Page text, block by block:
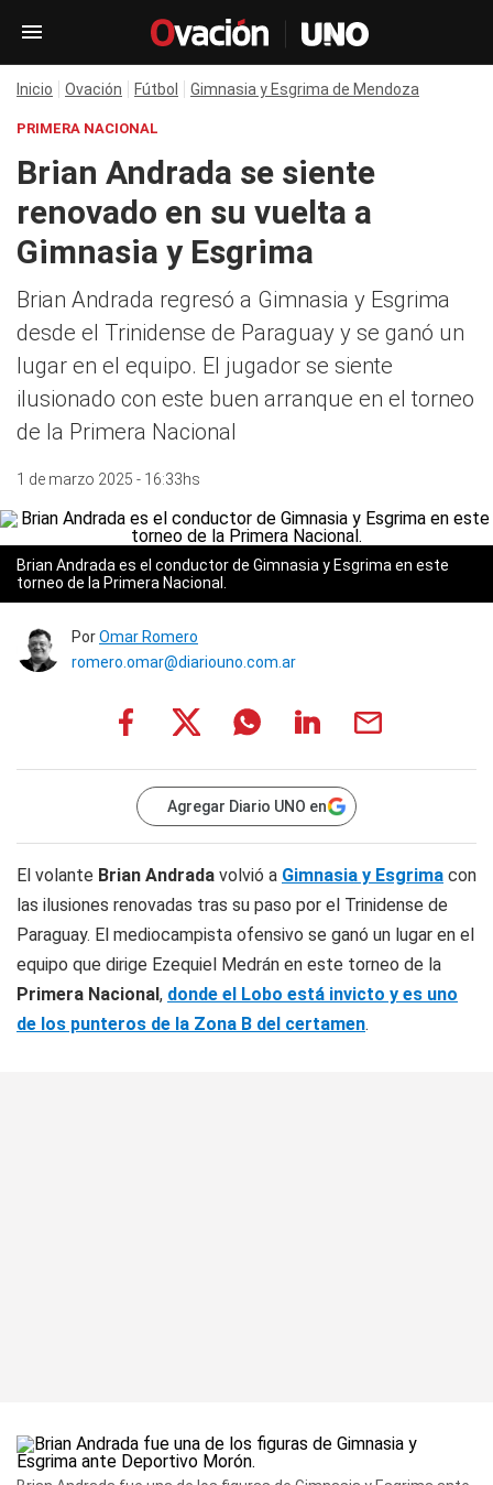
Inicio Ovación Fútbol Gimnasia y Esgrima de Mendoza
PRIMERA NACIONAL
Brian Andrada se siente
renovado en su vuelta a
Gimnasia y Esgrima
Brian Andrada regresó a Gimnasia y Esgrima
desde el Trinidense de Paraguay y se ganó un
lugar en el equipo. El jugador se siente
ilusionado con este buen arranque en el torneo
de la Primera Nacional
1 de marzo 2025 - 16:33hs
Brian Andrada es el conductor de Gimnasia y Esgrima en este
torneo de la Primera Nacional.
PorOmar Romero
romero.omar@diariouno.com.ar
Agregar Diario UNO en
El volante Brian Andrada volvió a Gimnasia y Esgrima con
las ilusiones renovadas tras su paso por el Trinidense de
Paraguay. El mediocampista ofensivo se ganó un lugar en el
equipo que dirige Ezequiel Medrán en este torneo de la
Primera Nacional, donde el Lobo está invicto y es uno
de los punteros de la Zona B del certamen.